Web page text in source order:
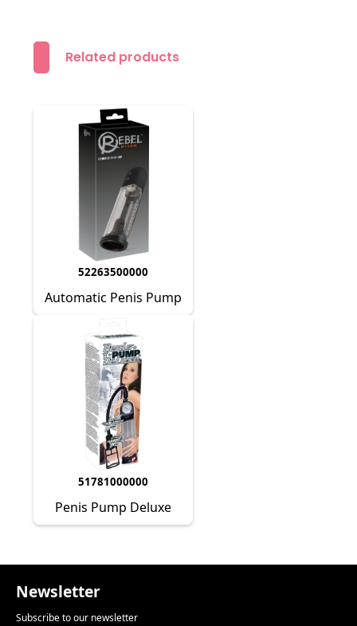
Related products
52263500000
Automatic Penis Pump
51781000000
Penis Pump Deluxe
Newsletter
Subscribe to our newsletter